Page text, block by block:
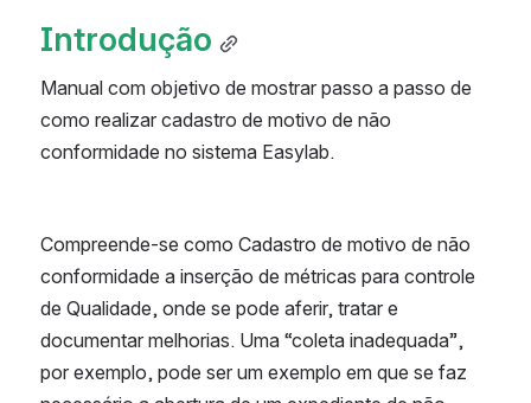
Introdução
Manual com objetivo de mostrar passo a passo de
como realizar cadastro de motivo de não
conformidade no sistema Easylab.
Compreende-se como Cadastro de motivo de não
conformidade a inserção de métricas para controle
de Qualidade, onde se pode aferir, tratar e
documentar melhorias. Uma “coleta inadequada”,
por exemplo, pode ser um exemplo em que se faz